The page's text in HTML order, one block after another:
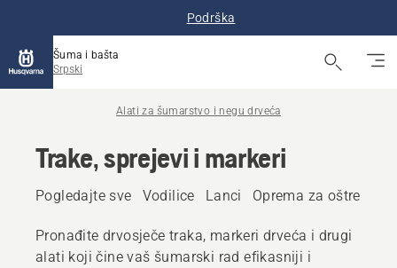
Podrška
Šuma i bašta
Srpski
Alati za šumarstvo i negu drveća
Trake, sprejevi i markeri
Pogledajte sve Vodilice Lanci Oprema za oštrenje
Pronađite drvosječe traka, markeri drveća i drugi
alati koji čine vaš šumarski rad efikasniji i